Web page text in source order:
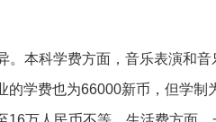
本科学费方面，音乐表演和
学费也为66000新币，但学制